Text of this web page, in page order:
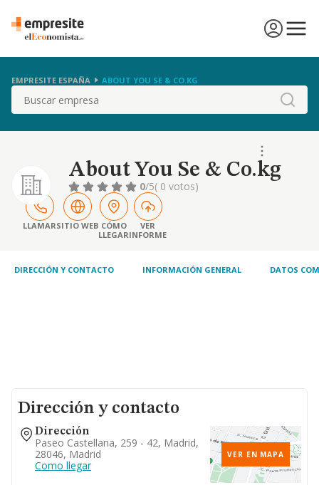
EMPRESITE ESPAÑA ABOUT YOU SE & CO.KG
Buscar
About You Se & Co.kg
0/5( 0 votos)
LLAMARSITIO WEB CÓMO
LLEGAR
VER
INFORME
DIRECCIÓN Y CONTACTO INFORMACIÓN GENERAL DATOS
Dirección y contacto
Dirección
Paseo Castellana, 259 - 42, Madrid,
28046, Madrid
Como llegar
VER EN MAPA